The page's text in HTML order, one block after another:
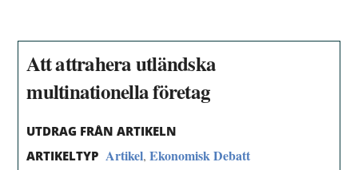
Att attrahera utländska
multinationella företag
UTDRAG FRÅN ARTIKELN
ARTIKELTYP Artikel,Ekonomisk Debatt